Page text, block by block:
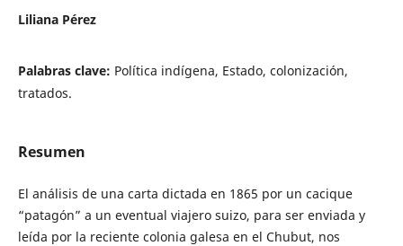
Liliana Pérez
Palabras clave: Política indígena, Estado, colonización,
tratados.
Resumen
El análisis de una carta dictada en 1865 por un cacique
“patagón” a un eventual viajero suizo, para ser enviada y
leída por la reciente colonia galesa en el Chubut, nos